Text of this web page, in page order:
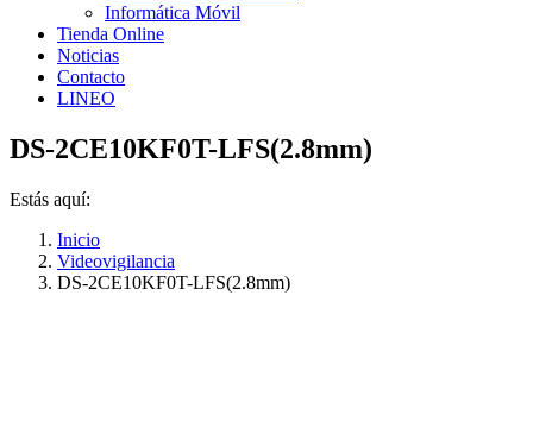
Informática Móvil
Tienda Online
Noticias
Contacto
LINEO
DS-2CE10KF0T-LFS(2.8mm)
Estás aquí:
Inicio
Videovigilancia
DS-2CE10KF0T-LFS(2.8mm)